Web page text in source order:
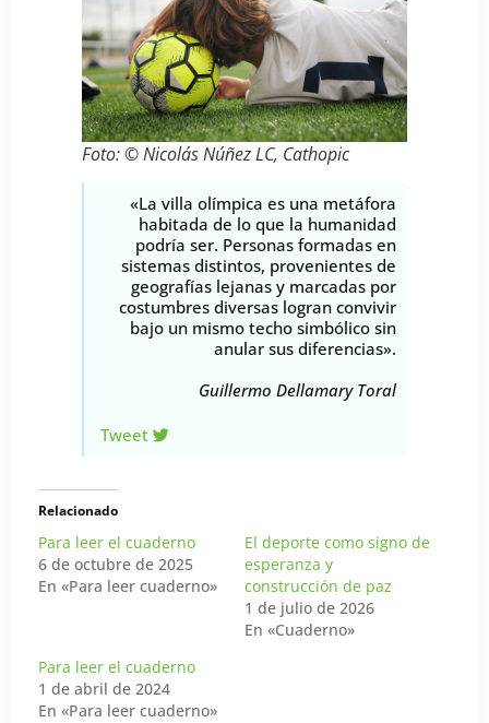
Foto: © Nicolás Núñez LC, Cathopic
«La villa olímpica es una metáfora
habitada de lo que la humanidad
podría ser. Personas formadas en
sistemas distintos, provenientes de
geografías lejanas y marcadas por
costumbres diversas logran convivir
bajo un mismo techo simbólico sin
anular sus diferencias».
Guillermo Dellamary Toral
Tweet
Relacionado
Para leer el cuaderno
6 de octubre de 2025
En «Para leer cuaderno»
El deporte como signo de
esperanza y
construcción de paz
1 de julio de 2026
En «Cuaderno»
Para leer el cuaderno
1 de abril de 2024
En «Para leer cuaderno»